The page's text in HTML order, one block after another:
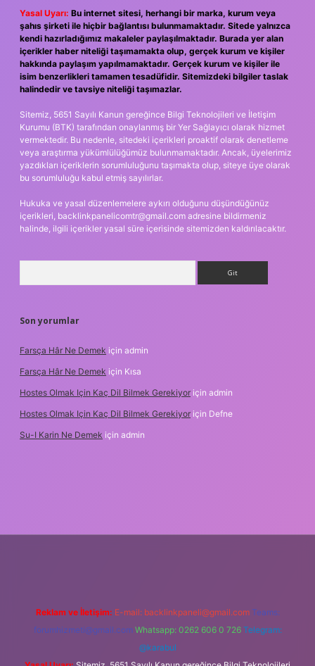
Yasal Uyarı: Bu internet sitesi, herhangi bir marka, kurum veya
şahıs şirketi ile hiçbir bağlantısı bulunmamaktadır. Sitede yalnızca
kendi hazırladığımız makaleler paylaşılmaktadır. Burada yer alan
içerikler haber niteliği taşımamakta olup, gerçek kurum ve kişiler
hakkında paylaşım yapılmamaktadır. Gerçek kurum ve kişiler ile
isim benzerlikleri tamamen tesadüfidir. Sitemizdeki bilgiler taslak
halindedir ve tavsiye niteliği taşımazlar.
Sitemiz, 5651 Sayılı Kanun gereğince Bilgi Teknolojileri ve İletişim
Kurumu (BTK) tarafından onaylanmış bir Yer Sağlayıcı olarak hizmet
vermektedir. Bu nedenle, sitedeki içerikleri proaktif olarak denetleme
veya araştırma yükümlülüğümüz bulunmamaktadır. Ancak, üyelerimiz
yazdıkları içeriklerin sorumluluğunu taşımakta olup, siteye üye olarak
bu sorumluluğu kabul etmiş sayılırlar.
Hukuka ve yasal düzenlemelere aykırı olduğunu düşündüğünüz
içerikleri, backlinkpanelicomtr@gmail.com adresine bildirmeniz
halinde, ilgili içerikler yasal süre içerisinde sitemizden kaldırılacaktır.
Son yorumlar
Farsça Hâr Ne Demek için admin
Farsça Hâr Ne Demek için Kısa
Hostes Olmak Için Kaç Dil Bilmek Gerekiyor için admin
Hostes Olmak Için Kaç Dil Bilmek Gerekiyor için Defne
Su-I Karin Ne Demek için admin
Reklam ve İletişim: E-mail: backlinkpaneli@gmail.com Teams:
forumhizmeti@gmail.com Whatsapp: 0262 606 0 726 Telegram:
@karabul